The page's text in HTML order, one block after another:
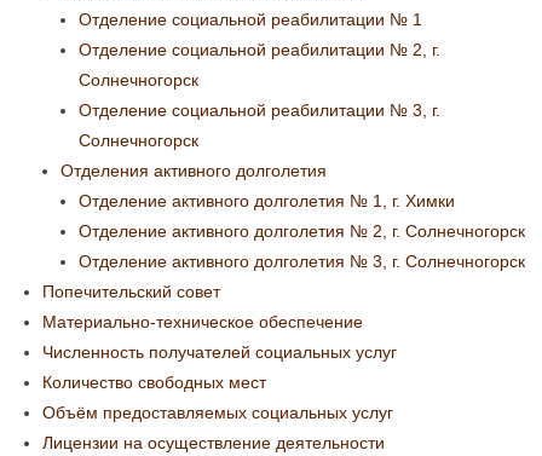
Отделение социальной реабилитации № 1
Отделение социальной реабилитации № 2, г.
Солнечногорск
Отделение социальной реабилитации № 3, г.
Солнечногорск
Отделения активного долголетия
Отделение активного долголетия № 1, г. Химки
Отделение активного долголетия № 2, г. Солнечногорск
Отделение активного долголетия № 3, г. Солнечногорск
Попечительский совет
Материально-техническое обеспечение
Численность получателей социальных услуг
Количество свободных мест
Объём предоставляемых социальных услуг
Лицензии на осуществление деятельности